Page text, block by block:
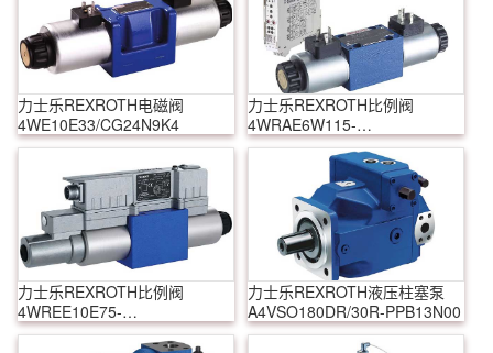
力士乐REXROTH电磁阀
4WE10E33/CG24N9K4
力士乐REXROTH比例阀
4WRAE6W115-
2X/G24K31/F1M
力士乐REXROTH比例阀
4WREE10E75-
22/G24K31/A1V-655
力士乐REXROTH液压柱塞泵
A4VSO180DR/30R-PPB13N00